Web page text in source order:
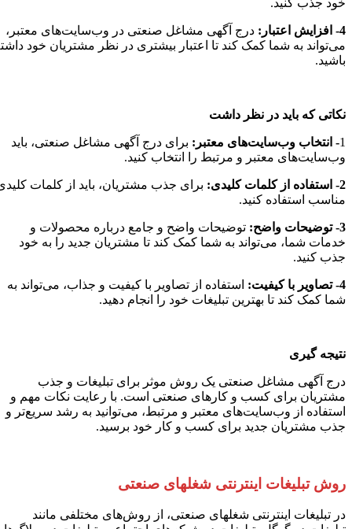
خود جذب کنید.
درج آگهی مشاغل صنعتی در وب‌سایت‌های معتبر،
می‌تواند به شما کمک کند تا اعتبار بیشتری در نظر مشتریان خود داشته
باشید.
نکاتی که باید در نظر داشت
- انتخاب وب‌سایت‌های معتبر: برای درج آگهی مشاغل صنعتی، باید
وب‌سایت‌های معتبر و مرتبط را انتخاب کنید.
برای جذب مشتریان، باید از کلمات کلیدی
مناسب استفاده کنید.
توضیحات واضح و جامع درباره محصولات و
خدمات شما، می‌تواند به شما کمک کند تا مشتریان جدید را به خود
جذب کنید.
استفاده از تصاویر با کیفیت و جذاب، می‌تواند به
شما کمک کند تا بهترین تبلیغات خود را انجام دهید.
نتیجه گیری
درج آگهی مشاغل صنعتی یک روش موثر برای تبلیغات و جذب
مشتریان برای کسب و کارهای صنعتی است. با رعایت نکات مهم و
استفاده از وب‌سایت‌های معتبر و مرتبط، می‌توانید به رشد سریع‌تر و
جذب مشتریان جدید برای کسب و کار خود برسید.
روش تبلیغات اینترنتی شغلهای صنعتی
در تبلیغات اینترنتی شغلهای صنعتی، از روش‌های مختلفی مانند